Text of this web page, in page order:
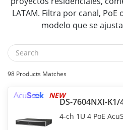
LATAM. Filtra por canal,
modelo que se
98 Products Matches
DS-7604NXI-K1/
NEW
4-ch 1U 4 PoE